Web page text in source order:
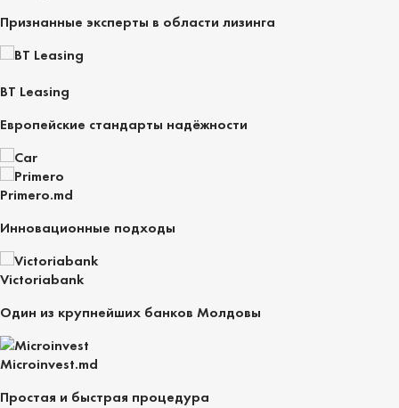
Признанные эксперты в области лизинга
BT Leasing
Европейские стандарты надёжности
Primero.md
Инновационные подходы
Victoriabank
Один из крупнейших банков Молдовы
Microinvest.md
Простая и быстрая процедура